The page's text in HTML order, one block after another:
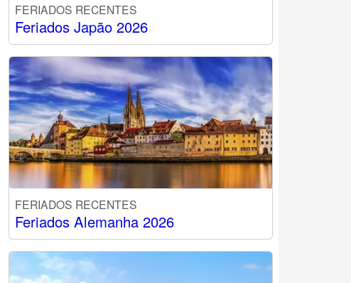
FERIADOS RECENTES
Feriados Japão 2026
FERIADOS RECENTES
Feriados Alemanha 2026